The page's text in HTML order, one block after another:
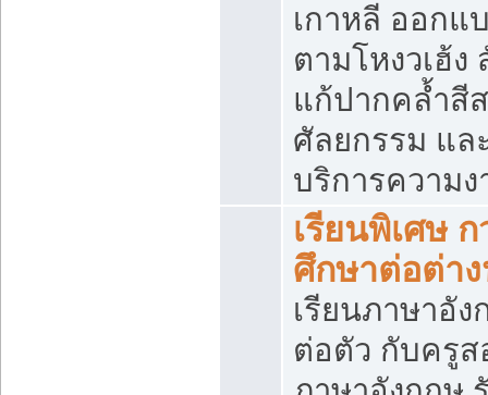
เกาหลี ออกแ
ตามโหงวเฮ้ง
แก้ปากคล้ำสี
ศัลยกรรม แล
บริการความ
เรียนพิเศษ
ศึกษาต่อต่าง
เรียนภาษาอัง
ต่อตัว กับครูส